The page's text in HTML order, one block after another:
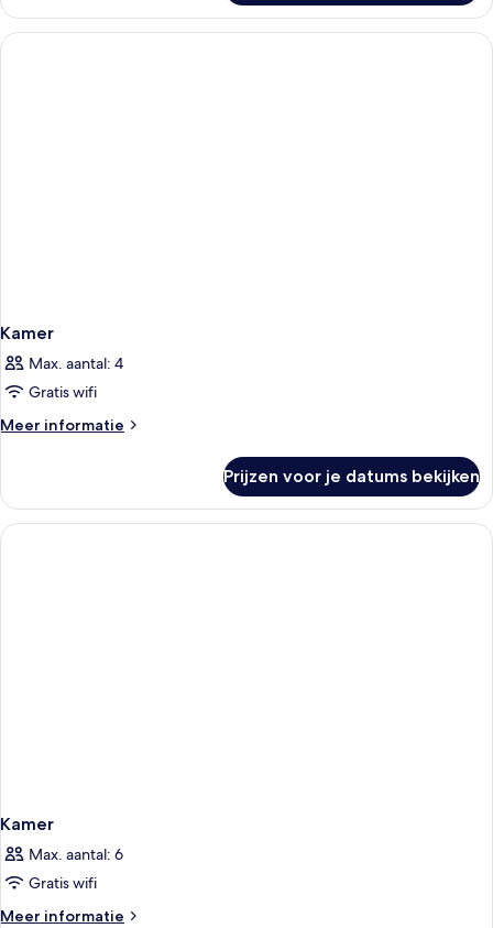
3
slaapkamers,
balkon
Kamer
Max. aantal: 4
Gratis wifi
Meer informatie
Meer
Prijzen voor je datums bekijken
Kamer
Max. aantal: 6
Gratis wifi
Meer informatie
Meer